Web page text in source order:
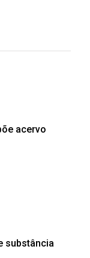
acervo
substância